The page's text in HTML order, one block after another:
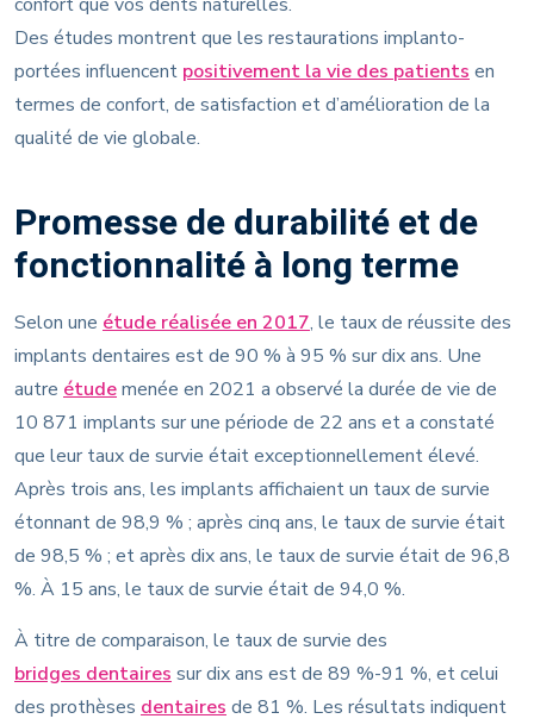
Des études montrent que les restaurations implanto-
portées influencent positivement la vie des patients en
termes de confort, de satisfaction et d’amélioration de la
qualité de vie globale.
Promesse de durabilité et de
fonctionnalité à long terme
Selon une étude réalisée en 2017, le taux de réussite des
implants dentaires est de 90 % à 95 % sur dix ans. Une
autre étudemenée en 2021 a observé la durée de vie de
10 871 implants sur une période de 22 ans et a constaté
que leur taux de survie était exceptionnellement élevé.
Après trois ans, les implants affichaient un taux de survie
étonnant de 98,9 % ; après cinq ans, le taux de survie était
de 98,5 % ; et après dix ans, le taux de survie était de 96,8
%. À 15 ans, le taux de survie était de 94,0 %.
À titre de comparaison, le taux de survie des
bridges dentaires sur dix ans est de 89 %-91 %, et celui
des prothèses dentaires de 81 %. Les résultats indiquent